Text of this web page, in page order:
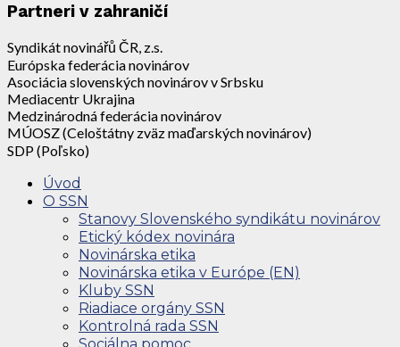
Partneri v zahraničí
Syndikát novinářů ČR, z.s.
Európska federácia novinárov
Asociácia slovenských novinárov v Srbsku
Mediacentr Ukrajina
Medzinárodná federácia novinárov
MÚOSZ (Celoštátny zväz maďarských novinárov)
SDP (Poľsko)
Úvod
O SSN
Stanovy Slovenského syndikátu novinárov
Etický kódex novinára
Novinárska etika
Novinárska etika v Európe (EN)
Kluby SSN
Riadiace orgány SSN
Kontrolná rada SSN
Sociálna pomoc